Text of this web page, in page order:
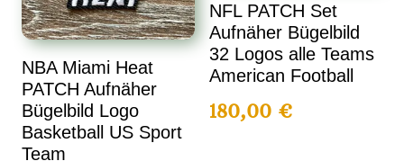
NBA Miami Heat
PATCH Aufnäher
Bügelbild Logo
Basketball US Sport
Team
NFL PATCH Set
Aufnäher Bügelbild
32 Logos alle Teams
American Football
180,00 €